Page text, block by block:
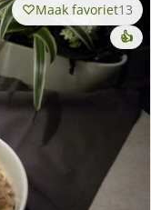
Maak favoriet13
👍